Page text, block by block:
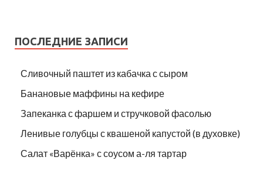
ПОСЛЕДНИЕ ЗАПИСИ
Сливочный паштет из кабачка с сыром
Банановые маффины на кефире
Запеканка с фаршем и стручковой фасолью
Ленивые голубцы с квашеной капустой (в духовке)
Салат «Варёнка» с соусом а-ля тартар